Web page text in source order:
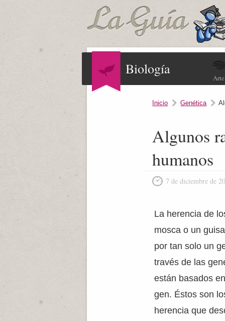
Biología
Arte
Inicio Genética
Algunos
humanos
7 de diciembre de
La herencia de
mosca o un
por tan solo un
través de las
están basados
gen. Éstos son
herencia que